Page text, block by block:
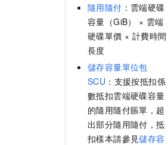
隨用隨付 ：雲端硬碟
容量（GiB） × 雲端
硬碟單價 × 計費時間
長度
儲存容量單位包
SCU ：支援按抵扣係
數抵扣雲端硬碟容量
的隨用隨付賬單，超
出部分隨用隨付，抵
扣樣本請參見儲存容